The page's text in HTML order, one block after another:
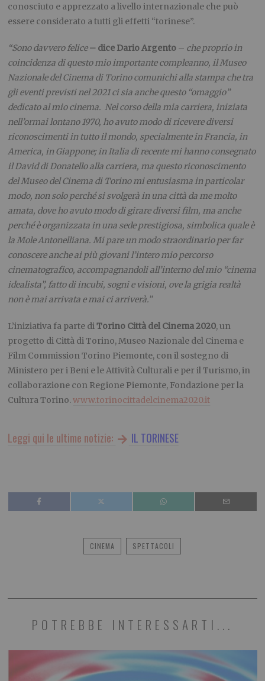
conosciuto e apprezzato a livello internazionale che può
essere considerato a tutti gli effetti “torinese”.
“Sono davvero felice– dice Dario Argento – che proprio in
coincidenza di questo mio importante compleanno, il Museo
Nazionale del Cinema di Torino comunichi alla stampa che tra
gli eventi previsti nel 2021 ci sia anche questo “omaggio”
dedicato al mio cinema. Nel corso della mia carriera, iniziata
nell’ormai lontano 1970, ho avuto modo di ricevere diversi
riconoscimenti in tutto il mondo, specialmente in Francia, in
America, in Giappone; in Italia di recente mi hanno consegnato
il David di Donatello alla carriera, ma questo riconoscimento
del Museo del Cinema di Torino mi entusiasma in particolar
modo, non solo perché si svolgerà in una città da me molto
amata, dove ho avuto modo di girare diversi film, ma anche
perché è organizzata in una sede prestigiosa, simbolica quale è
la Mole Antonelliana. Mi pare un modo straordinario per far
conoscere anche ai più giovani l’intero mio percorso
cinematografico, accompagnandoli all’interno del mio “cinema
idealista”, fatto di incubi, sogni e visioni, ove la grigia realtà
non è mai arrivata e mai ci arriverà.”
L’iniziativa fa parte diTorino Città del Cinema 2020, un
progetto di Città di Torino, Museo Nazionale del Cinema e
Film Commission Torino Piemonte, con il sostegno di
Ministero per i Beni e le Attività Culturali e per il Turismo, in
collaborazione con Regione Piemonte, Fondazione per la
Cultura Torino.www.torinocittadelcinema2020.it
Leggi qui le ultime notizie: IL TORINESE
CINEMA SPETTACOLI
POTREBBE INTERESSARTI...